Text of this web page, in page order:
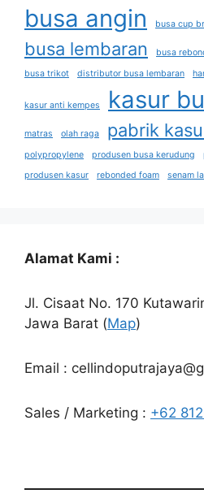
busa angin busa cup
busa lembaran busa
busa trikot
distributor busa lembaran
kasur anti kempes kasur
matras olah raga pabrik
polypropylene
produsen busa kerudung
produsen kasur
rebonded foam senam
Alamat Kami :
Jl. Cisaat No. 170
Jawa Barat (Map)
Email :
Sales / Marketing : +62